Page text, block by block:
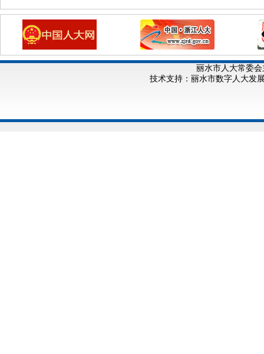
丽水市人大常委会
技术支持：丽水市数字人大发